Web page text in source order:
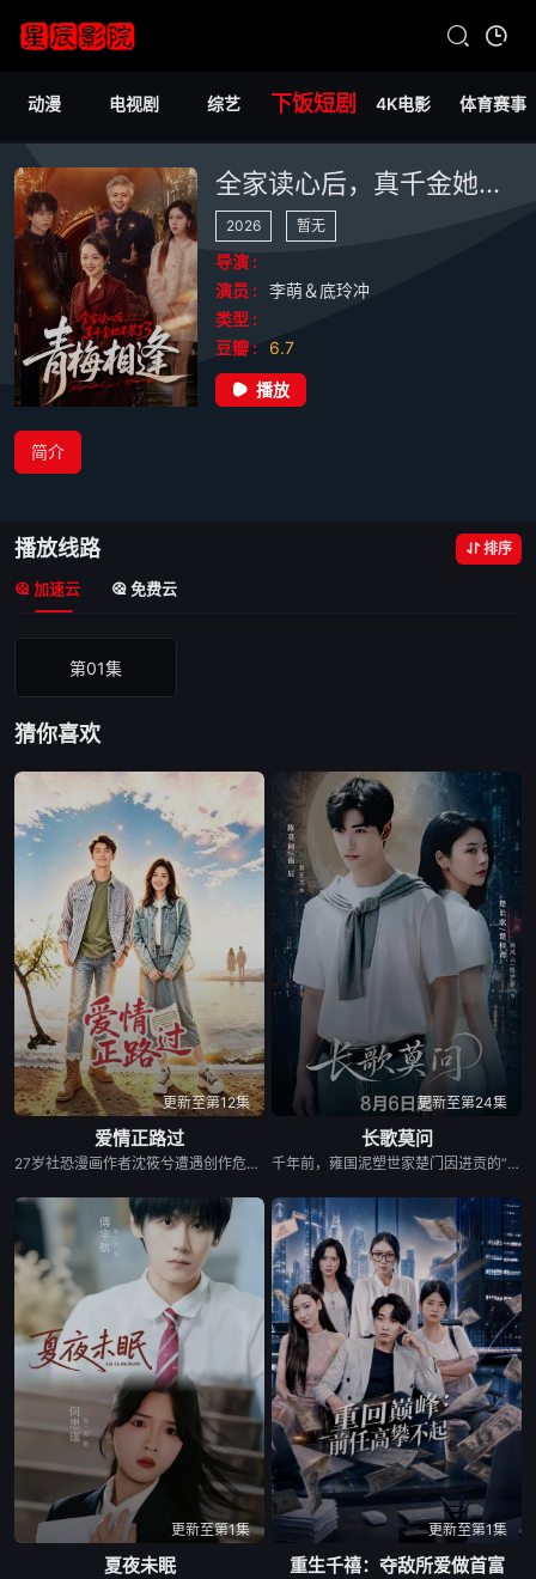
动漫 电视剧 综艺 下饭短剧 4K电影 体育赛事
全家读心后，真千金她不装了3：青梅相逢
2026 暂无
导演 :
演员 :
李萌＆底玲冲
类型 :
豆瓣 :
6.7
播放
简介
播放线路 排序
加速云 免费云
第01集
猜你喜欢
更新至第12集
爱情正路过
27岁社恐漫画作者沈筱兮遭遇创作危机与健康难题，身心陷入低谷，独自前往昆明开启告别之旅。途中她遇见热忱善良的彝族巴士司机木萨，春城美景、浓郁民族风情与木萨长久的陪伴，慢慢抚平她内心阴霾，唤醒创作灵感。她以二人相遇为蓝本创作漫画《爱情正路过》，在现实与笔下故事交织间完成自我救赎。剧集融合彝绣、扎染等云南非遗，聚焦心理困境、职业焦虑等现实话题，跳出俗套甜宠叙事，传递自愈重生的力量，入选“跟着微短剧去旅行”推荐剧目。
更新至第24集
长歌莫问
千年前，雍国泥塑世家楚门因进贡的“十二生肖”离奇流血炸裂，惨遭满门流放，楚父以死鸣冤。楚家大小姐楚梓鸢带着滔天恨意，在屠刀落地的瞬间，灵魂跨越千年，附身到了与她容貌一模一样的女大学生——楚长歌的身上。命运的齿轮再次转动... &nbsp; &nbsp; &nbsp; &nbsp; &nbsp; &nbsp; &nbsp; &nbsp; &nbsp; &nbsp; &nbsp; &nbsp; &nbsp; &nbsp; &nbsp; &nbsp; &nbsp; &nbsp; &nbsp; &nbsp; &nbsp; &nbsp; &nbsp; &nbsp; &nbsp; &nbsp; &nbsp; &nbsp; &nbsp; &nbsp; &nbsp; &nbsp; &nbsp; &nbsp; &nbsp; 重生后，她惊觉现任男友陈莫问竟与前世仇人南辰面貌如一。面对这张令她切齿又心动的“仇人脸”，楚梓鸢在复仇执念与现实温情间反复横跳，与陈莫问展开了一段亦敌亦友、极限拉扯的宿命羁绊。 &nbsp; &nbsp; &nbsp; &nbsp; &nbsp; &nbsp; &nbsp; &nbsp; &nbsp; &nbsp; &nbsp; &nbsp; &nbsp; &nbsp; &nbsp; &nbsp; &nbsp; &nbsp; &nbsp; &nbsp; &nbsp; &nbsp; &nbsp; &nbsp; &nbsp; &nbsp; &nbsp; &nbsp; &nbsp; &nbsp; &nbsp; &nbsp; &nbsp; &nbsp; &nbsp; 与此同时，围绕楚门遗作“泥塑坐虎”的夺宝大战爆发，各方势力意图夺取其中暗藏的密集《天工开物》。在阴谋环伺的全国泥塑大赛中，面对对手的投毒陷害与技术封锁，楚长歌与陈莫问最终放下成见，携手破局。他们利用硬核化学原理强势拆穿延续千年的“流血”骗局，在惊险的博弈中不仅守护了家族命脉，更揭开了当年背叛背后的深情真相。最终，这份执念化为大爱，楚门非遗技艺在两人的共同守护下，跨越千年焕发出全新生机。
更新至第1集
夏夜未眠
更新至第1集
重生千禧：夺敌所爱做首富